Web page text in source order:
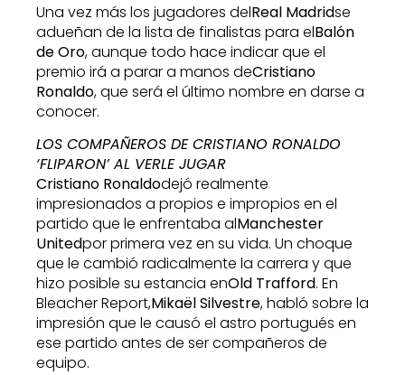
Una vez más los jugadores delReal Madridse
adueñan de la lista de finalistas para elBalón
de Oro, aunque todo hace indicar que el
premio irá a parar a manos deCristiano
Ronaldo, que será el último nombre en darse a
conocer.
LOS COMPAÑEROS DE CRISTIANO RONALDO
‘FLIPARON’ AL VERLE JUGAR
Cristiano Ronaldodejó realmente
impresionados a propios e impropios en el
partido que le enfrentaba alManchester
Unitedpor primera vez en su vida. Un choque
que le cambió radicalmente la carrera y que
hizo posible su estancia enOld Trafford. En
Bleacher Report,Mikaël Silvestre, habló sobre la
impresión que le causó el astro portugués en
ese partido antes de ser compañeros de
equipo.